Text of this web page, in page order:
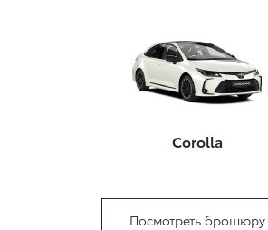
Corolla
Посмотреть брошюру